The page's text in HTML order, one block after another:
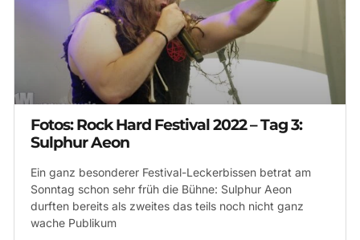
Fotos: Rock Hard Festival 2022 – Tag 3:
Sulphur Aeon
Ein ganz besonderer Festival-Leckerbissen betrat am
Sonntag schon sehr früh die Bühne: Sulphur Aeon
durften bereits als zweites das teils noch nicht ganz
wache Publikum